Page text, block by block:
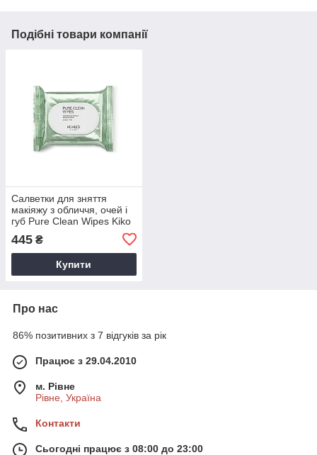
Подібні товари компанії
Cалветки для зняття
макіяжу з обличчя, очей і
губ Pure Clean Wipes Kiko
445 ₴
Купити
Про нас
86% позитивних з 7 відгуків за рік
Працює з 29.04.2010
м. Рівне
Рівне, Україна
Контакти
Сьогодні працює з 08:00 до 23:00